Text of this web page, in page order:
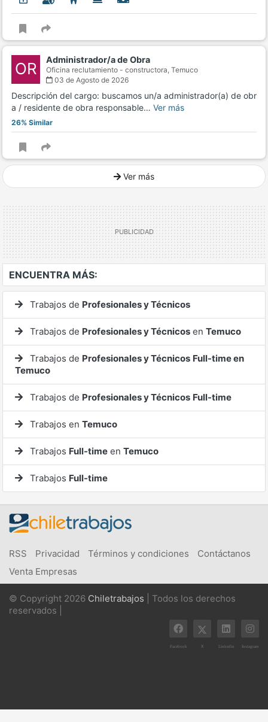
OR Administrador/a de Obra
Oficina reclutamiento - constructora, Temuco
03 de Agosto de 2026
Descripción del cargo: buscamos un/a administrador(a) de obr
a / residente de obra responsable… Ver más
26% Similar
Ver más
ENCUENTRA MÁS:
Trabajos de Profesionales y Técnicos
Trabajos de Profesionales y Técnicos en Temuco
Trabajos de Profesionales y Técnicos Full-time en
Temuco
Trabajos de Profesionales y Técnicos Full-time
Trabajos en Temuco
Trabajos Full-time en Temuco
Trabajos Full-time
RSS Privacidad Términos y condiciones
Contáctanos
Venta Empresas
© Copyright 2026 Chiletrabajos | Todos los derechos
reservados |
Facebook X Linkedin Instagram